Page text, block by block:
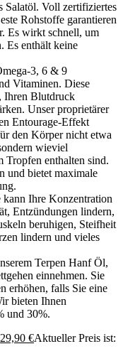
Salatöl. Voll zertifiziertes
Rohstoffe garantieren
Es wirkt schnell, um
Es enthält keine
3, 6 & 9
Vitaminen. Diese
Ihren Blutdruck
Unser proprietärer
Entourage-Effekt
den Körper nicht etwa
wieviel
Tropfen enthalten sind.
und bietet maximale
Ihre Konzentration
Entzündungen lindern,
beruhigen, Steifheit
lindern und vieles
Terpen Hanf Öl,
einnehmen. Sie
erhöhen, falls Sie eine
bieten Ihnen
und 30%.
29,90 €Aktueller Preis ist: